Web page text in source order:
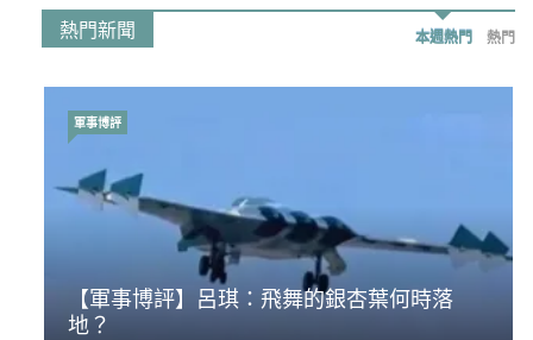
熱門新聞 本週熱門 熱門
【軍事博評】呂琪：飛舞的銀杏葉何時落
地？
軍事博評
荃灣反黑組「砌生豬肉」砌錯O記臥底4警員
被控
時事政治